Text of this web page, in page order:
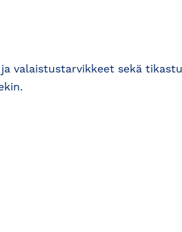
valaistustarvikkeet sekä